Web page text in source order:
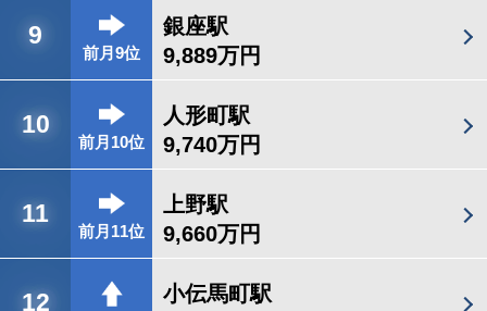
9
前月9位
銀座駅
9,889万円
10
前月10位
人形町駅
9,740万円
11
前月11位
上野駅
9,660万円
12
小伝馬町駅